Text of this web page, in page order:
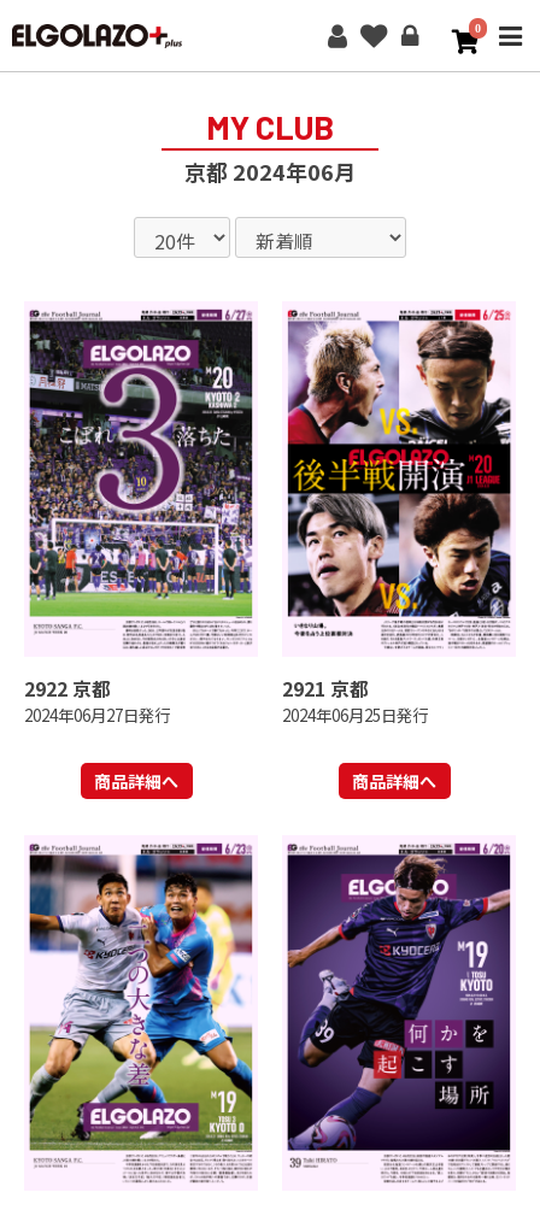
0
MY CLUB
京都 2024年06月
2922 京都
2024年06月27日発行
商品詳細へ
2921 京都
2024年06月25日発行
商品詳細へ